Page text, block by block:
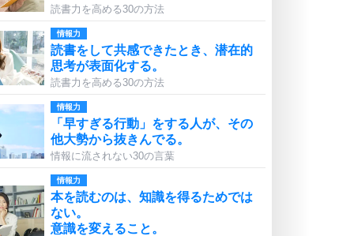
読書力を高める30の方法
情報力
読書をして共感できたとき、潜在的
思考が表面化する。
読書力を高める30の方法
情報力
「早すぎる行動」をする人が、その
他大勢から抜きんでる。
情報に流されない30の言葉
情報力
本を読むのは、知識を得るためでは
ない。
意識を変えること。